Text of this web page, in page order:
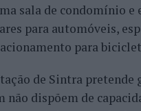
sala de condomínio e
para automóveis,
para
de Sintra pretende
não dispõem de